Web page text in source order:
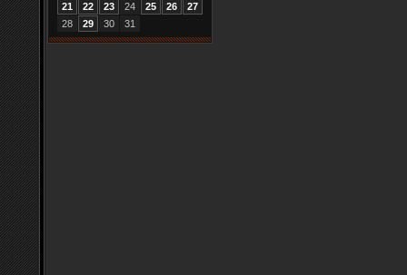
21
22 23 24 25 26
27
28
29 30 31